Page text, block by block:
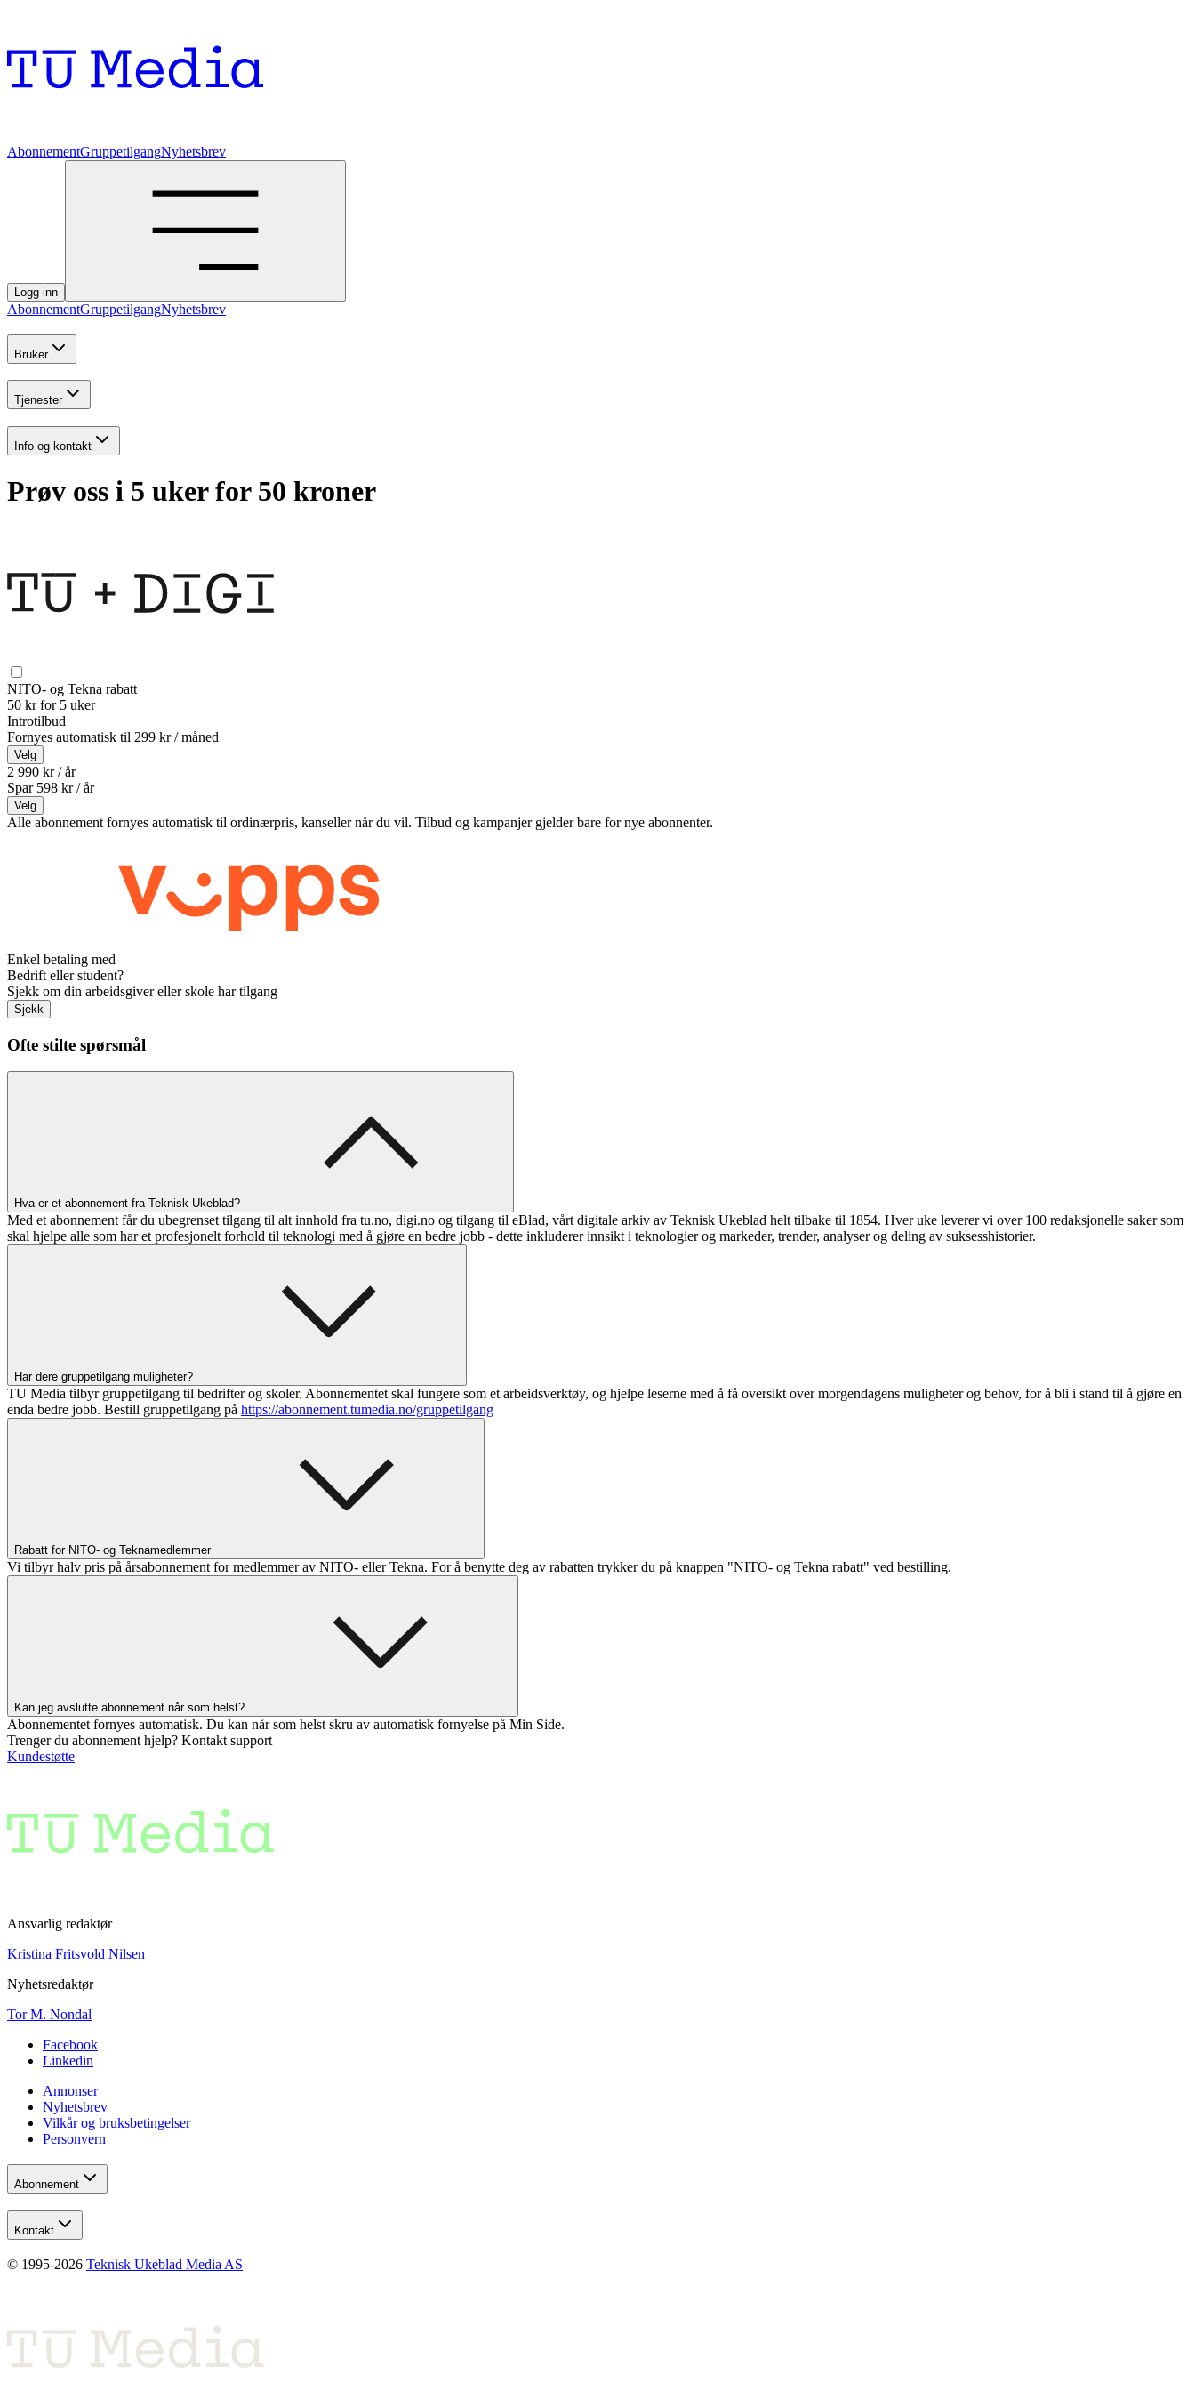
AbonnementGruppetilgangNyhetsbrev
Logg inn
AbonnementGruppetilgangNyhetsbrev
Bruker
Tjenester
Info og kontakt
Prøv oss i 5 uker for 50 kroner
NITO- og Tekna rabatt
50 kr for 5 uker
Introtilbud
Fornyes automatisk til 299 kr / måned
Velg
2 990 kr / år
Spar 598 kr /år
Velg
Alle abonnement fornyes automatisk til ordinærpris, kanseller når du vil. Tilbud og kampanjer gjelder bare for nye abonnenter.
Enkel betaling med
Bedrift eller student?
Sjekk om din arbeidsgiver eller skole har tilgang
Sjekk
Ofte stilte spørsmål
Hva er et abonnement fra Teknisk Ukeblad?
Med et abonnement får du ubegrenset tilgang til alt innhold fra tu.no, digi.no og tilgang til eBlad, vårt digitale arkiv av Teknisk Ukeblad helt tilbake til 1854. Hver uke leverer vi over 100 redaksjonelle saker som
skal hjelpe alle som har et profesjonelt forhold til teknologi med å gjøre en bedre jobb - dette inkluderer innsikt i teknologier og markeder, trender, analyser og deling av suksesshistorier.
Har dere gruppetilgang muligheter?
TU Media tilbyr gruppetilgang til bedrifter og skoler. Abonnementet skal fungere som et arbeidsverktøy, og hjelpe leserne med å få oversikt over morgendagens muligheter og behov, for å bli i stand til å gjøre en
enda bedre jobb. Bestill gruppetilgang på https://abonnement.tumedia.no/gruppetilgang
Rabatt for NITO- og Teknamedlemmer
Vi tilbyr halv pris på årsabonnement for medlemmer av NITO- eller Tekna. For å benytte deg av rabatten trykker du på knappen "NITO- og Tekna rabatt" ved bestilling.
Kan jeg avslutte abonnement når som helst?
Abonnementet fornyes automatisk. Du kan når som helst skru av automatisk fornyelse på Min Side.
Trenger du abonnement hjelp? Kontakt support
Kundestøtte
Ansvarlig redaktør
Kristina Fritsvold Nilsen
Nyhetsredaktør
Tor M. Nondal
Facebook
Linkedin
Annonser
Nyhetsbrev
Vilkår og bruksbetingelser
Personvern
Abonnement
Kontakt
© 1995-2026 Teknisk Ukeblad Media AS